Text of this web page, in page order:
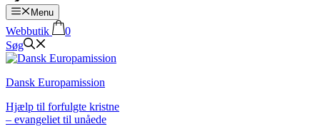
Menu
Webbutik
0
Søg
Dansk Europamission
Hjælp til forfulgte kristne
– evangeliet til unåede